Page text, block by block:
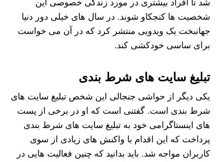
شد تا افراد بیشتری در مورد زندگی خصوصی این
شخصیت ها کنجکاو شوند. در سال های خیلی دور دنیا
جهانبخت یک ویدویی منتشر کرد که در آن می خواست
برای ساسی خودکشی کند.
تبلیغ سایت های شرط بندی
یکی دیگر از حواشی جنجالی این شخص تبلیغ سایت های
شرط بندی است. گفتنی است که او در برخی از پست
های اینستاگرامی خود به تبلیغ سایت های شرط بندی
پرداخت که این اقدام با واکنش های زیادی از سوی
کاربران مواجه شد. باید بدانید که چنین فعالیت هایی در